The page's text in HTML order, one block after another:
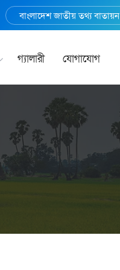
বাংলাদেশ জাতীয় তথ্য বাতায়ন
গ্যালারী যোগাযোগ